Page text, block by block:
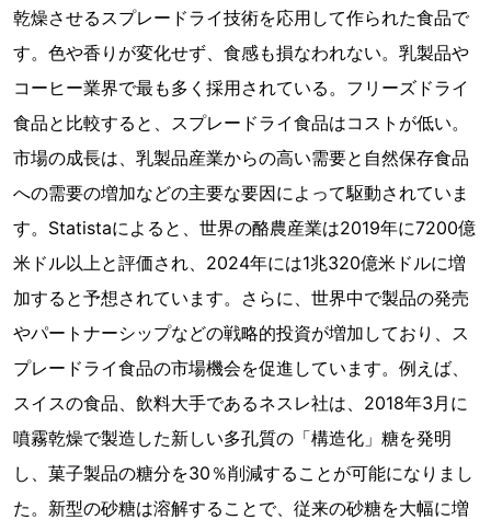
乾燥させるスプレードライ技術を応用して作られた食品で
す。色や香りが変化せず、食感も損なわれない。乳製品や
コーヒー業界で最も多く採用されている。フリーズドライ
食品と比較すると、スプレードライ食品はコストが低い。
市場の成長は、乳製品産業からの高い需要と自然保存食品
への需要の増加などの主要な要因によって駆動されていま
す。Statistaによると、世界の酪農産業は2019年に7200億
米ドル以上と評価され、2024年には1兆320億米ドルに増
加すると予想されています。さらに、世界中で製品の発売
やパートナーシップなどの戦略的投資が増加しており、ス
プレードライ食品の市場機会を促進しています。例えば、
スイスの食品、飲料大手であるネスレ社は、2018年3月に
噴霧乾燥で製造した新しい多孔質の「構造化」糖を発明
し、菓子製品の糖分を30％削減することが可能になりまし
た。新型の砂糖は溶解することで、従来の砂糖を大幅に増